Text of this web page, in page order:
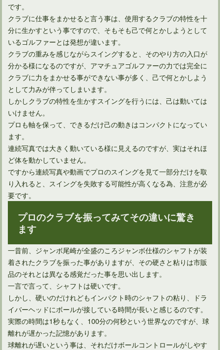
です。
クラブに仕事をまかせると言う事は、使用するクラブの特性を十
分に生かすという事ですので、そもそも己で何とかしようとして
いるゴルファーとは発想が違います。
クラブの重みを感じながらスイングすると、そのやり方の入口が
分かる様になるのですが、アマチュアゴルファーの力では完全に
クラブに力をまかせる事ができない事が多く、己で何とかしよう
として力みが伴ってしまいます。
しかしクラブの特性を生かすスイングを行うには、己は動いては
いけません。
プロも軸を保って、できるだけ己の動きはコンパクトになってい
ます。
連続写真では大きく動いている様に見えるのですが、実はそれほ
ど体を動かしていません。
ですから連続写真や動画でプロのスイングを見て一部分だけを取
り入れると、スイングを失敗する可能性が高くなる為、注意が必
要です。
プロのクラブを振ってみてその違いに驚き
ます
一昔前、ジャンボ尾崎が全盛のころジャンボ仕様のシャフトが装
着されたクラブを振った事がありますが、その硬さと粘りは市販
品のそれとは異なる感覚だった事を思い出します。
一言で言って、シャフトは硬いです。
しかし、硬いのだけれどもインパクト時のシャフトの粘り、ドラ
イバーヘッドにボールが接している時間が長いと感じるのです。
実際の時間は1秒もなく、100分の何秒という世界なのですが、球
離れが遅かった記憶があります。
球離れが遅いという事は、それだけボールコントロールがしやす